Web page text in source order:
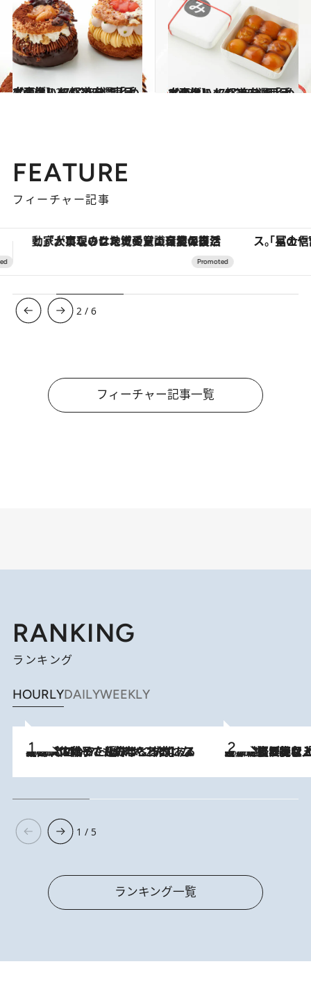
2022.12.23
【画像】47都道府県「手土産グルメ」2023 “東日本の旨いもの”を総まとめ
グルメ 2023.1.5
【画像】47都道府県「手土産グルメ」2023 “西日本の旨いもの”を総まとめ
グルメ
FEATURE
フィーチャー記事
「星のや富士」でデジタルデトックス。冨士信仰の歴史を辿り、心身を調える。 【銀座で出合う最旬美容】美髪ケアや上質
3 /6
フィーチャー記事一覧
RANKING
ランキング
HOURLYDAILYWEEKLY
2026.8.5
【阿川佐和子さんの年とる力】なぜ70代で始めた趣味は“こんなに楽しい”のか？ ピアノ、俳句…スランプに陥っても続けられる“ある秘訣”とは 2026.8.5
【なぜ吉沢亮は「気配を消せる」のか？】興行収入208億の『国宝』を経て挑むミュージカル『ディア・エヴァン・ハンセン』。トップ俳優が舞台上でさらけ出した“孤独”とは
1 / 5
ランキング一覧